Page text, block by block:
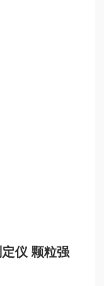
仪 颗粒强